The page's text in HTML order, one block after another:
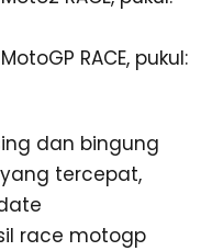
RACE, pukul:
dan bingung
tercepat,
race motogp